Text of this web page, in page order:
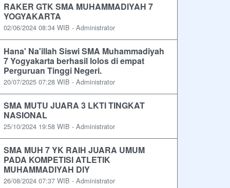
RAKER GTK SMA MUHAMMADIYAH 7
YOGYAKARTA
02/06/2024 08:34 WIB - Administrator
Hana' Na'illah Siswi SMA Muhammadiyah
7 Yogyakarta berhasil lolos di empat
Perguruan Tinggi Negeri.
20/07/2025 07:28 WIB - Administrator
SMA MUTU JUARA 3 LKTI TINGKAT
NASIONAL
25/10/2024 19:58 WIB - Administrator
SMA MUH 7 YK RAIH JUARA UMUM
PADA KOMPETISI ATLETIK
MUHAMMADIYAH DIY
26/08/2024 07:37 WIB - Administrator